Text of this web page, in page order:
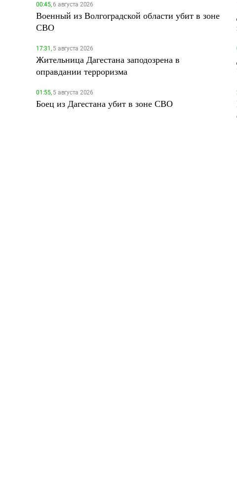
00:45,6 августа 2026
Военный из Волгоградской области убит в зоне
СВО
17:31,5 августа 2026
Жительница Дагестана заподозрена в
оправдании терроризма
01:55,5 августа 2026
Боец из Дагестана убит в зоне СВО